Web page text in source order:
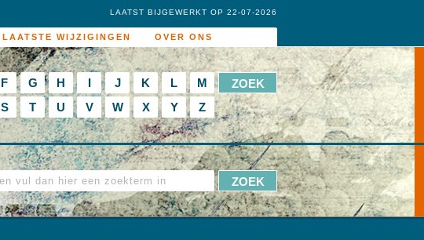
LAATSTE WIJZIGINGEN OVER ONS
LAATST BIJGEWERKT OP 22-07-2026
F G H I J K L
M
S T U V W X Y Z